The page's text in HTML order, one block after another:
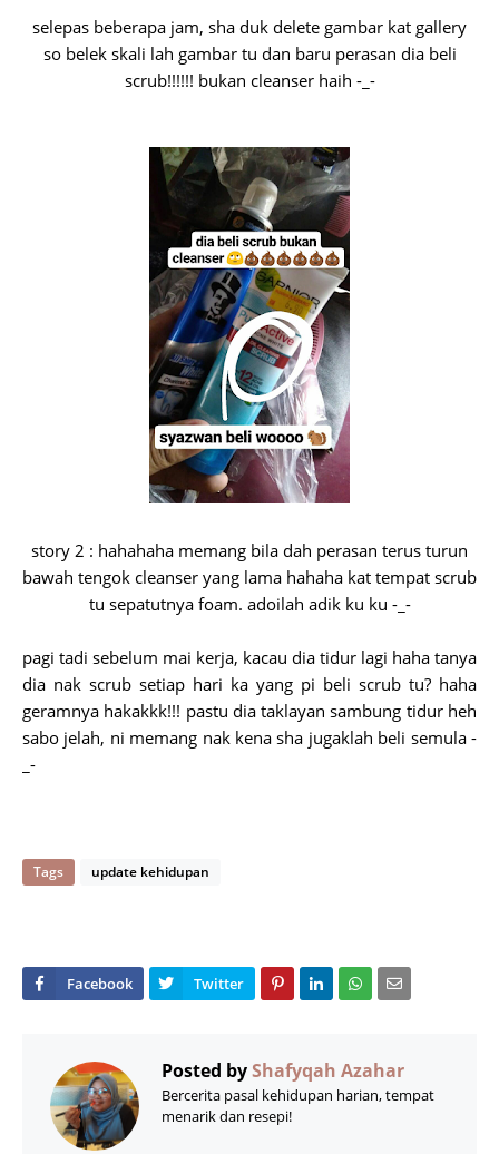
selepas beberapa jam, sha duk delete gambar kat gallery
so belek skali lah gambar tu dan baru perasan dia beli
scrub!!!!!! bukan cleanser haih -_-
story 2 : hahahaha memang bila dah perasan terus turun
bawah tengok cleanser yang lama hahaha kat tempat scrub
tu sepatutnya foam. adoilah adik ku ku -_-
pagi tadi sebelum mai kerja, kacau dia tidur lagi haha tanya
dia nak scrub setiap hari ka yang pi beli scrub tu? haha
geramnya hakakkk!!! pastu dia taklayan sambung tidur heh
sabo jelah, ni memang nak kena sha jugaklah beli semula -
_-
Tags update kehidupan
Posted byShafyqah Azahar
Bercerita pasal kehidupan harian, tempat
menarik dan resepi!